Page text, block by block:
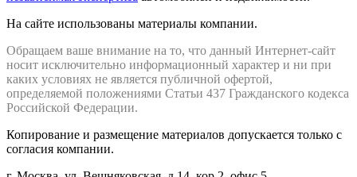
На сайте использованы материалы компании.
Обращаем ваше внимание на то, что данный Интернет-сайт
носит исключительно информационный характер и ни при
каких условиях не является публичной офертой,
определяемой положениями Статьи 437 Гражданского кодекса
Российской Федерации.
Копирование и размещение материалов допускается только с
согласия компании.